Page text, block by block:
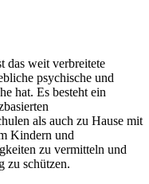
das weit verbreitete
psychische und
hat. Es besteht ein
als auch zu Hause mit
Kindern und
zu vermitteln und
zu schützen.